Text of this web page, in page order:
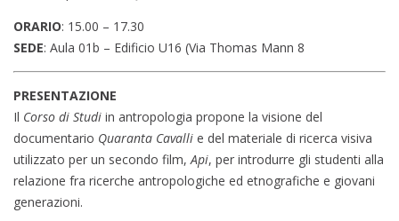
ORARIO: 15.00 – 17.30
SEDE: Aula 01b – Edificio U16 (Via Thomas Mann 8
PRESENTAZIONE
Il Corso di Studi in antropologia propone la visione del
documentario Quaranta Cavalli e del materiale di ricerca visiva
utilizzato per un secondo film,Api, per introdurre gli studenti alla
relazione fra ricerche antropologiche ed etnografiche e giovani
generazioni.